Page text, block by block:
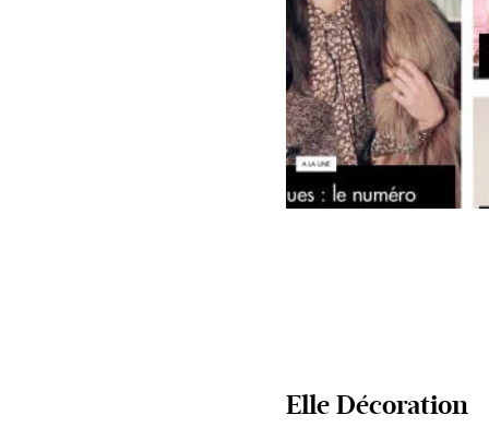
Elle Décoration